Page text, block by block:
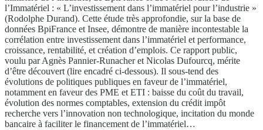
l’Immatériel : « L’investissement dans l’immatériel pour l’industrie »
(Rodolphe Durand). Cette étude très approfondie, sur la base de
données BpiFrance et Insee, démontre de manière incontestable la
corrélation entre investissement dans l’immatériel et performance,
croissance, rentabilité, et création d’emplois. Ce rapport public,
voulu par Agnès Pannier-Runacher et Nicolas Dufourcq, mérite
d’être découvert (lire encadré ci-dessous). Il sous-tend des
évolutions de politiques publiques en faveur de l’immatériel,
notamment en faveur des PME et ETI : baisse du coût du travail,
évolution des normes comptables, extension du crédit impôt
recherche vers l’innovation non technologique, incitation du monde
bancaire à faciliter le financement de l’immatériel…